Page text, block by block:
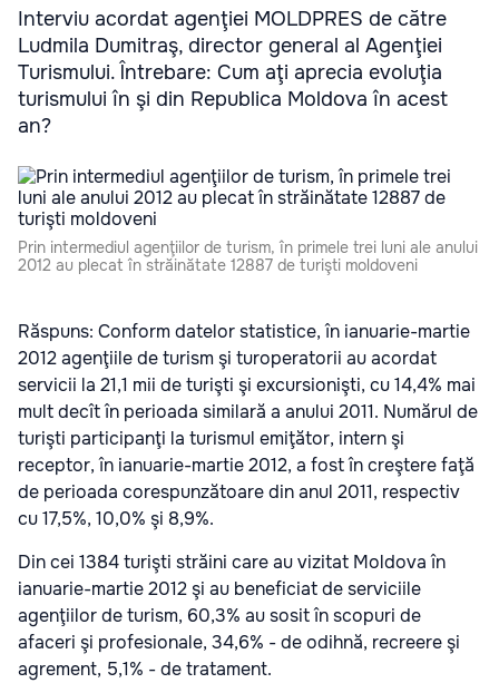
Interviu acordat agenţiei MOLDPRES de către
Ludmila Dumitraş, director general al Agenţiei
Turismului. Întrebare: Cum aţi aprecia evoluţia
turismului în şi din Republica Moldova în acest
an?
Prin intermediul agenţiilor de turism, în primele trei luni ale anului
2012 au plecat în străinătate 12887 de turişti moldoveni
Răspuns: Conform datelor statistice, în ianuarie-martie
2012 agenţiile de turism şi turoperatorii au acordat
servicii la 21,1 mii de turişti şi excursionişti, cu 14,4% mai
mult decît în perioada similară a anului 2011. Numărul de
turişti participanţi la turismul emiţător, intern şi
receptor, în ianuarie-martie 2012, a fost în creştere faţă
de perioada corespunzătoare din anul 2011, respectiv
cu 17,5%, 10,0% şi 8,9%.
Din cei 1384 turişti străini care au vizitat Moldova în
ianuarie-martie 2012 şi au beneficiat de serviciile
agenţiilor de turism, 60,3% au sosit în scopuri de
afaceri şi profesionale, 34,6% - de odihnă, recreere şi
agrement, 5,1% - de tratament.